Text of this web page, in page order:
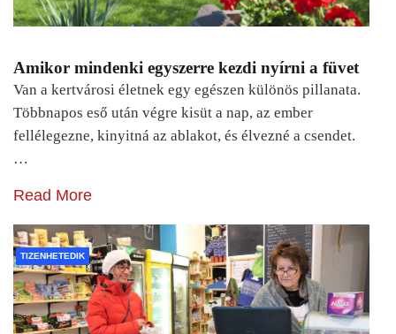
Amikor mindenki egyszerre kezdi nyírni a füvet
Van a kertvárosi életnek egy egészen különös pillanata.
Többnapos eső után végre kisüt a nap, az ember
fellélegezne, kinyitná az ablakot, és élvezné a csendet.
…
Read More
TIZENHETEDIK